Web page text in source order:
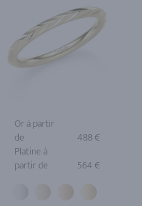
Or à partir
de
488 €
Platine à
partir de
564 €